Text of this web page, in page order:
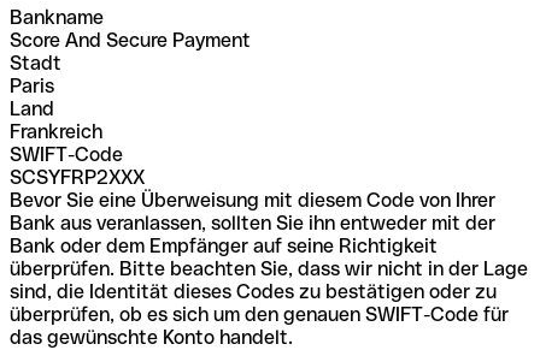
Bankname
Score And Secure Payment
Stadt
Paris
Land
Frankreich
SWIFT-Code
SCSYFRP2XXX
Bevor Sie eine Überweisung mit diesem Code von Ihrer
Bank aus veranlassen, sollten Sie ihn entweder mit der
Bank oder dem Empfänger auf seine Richtigkeit
überprüfen. Bitte beachten Sie, dass wir nicht in der Lage
sind, die Identität dieses Codes zu bestätigen oder zu
überprüfen, ob es sich um den genauen SWIFT-Code für
das gewünschte Konto handelt.